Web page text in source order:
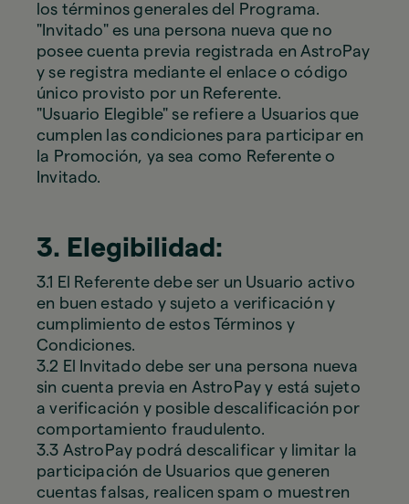
los términos generales del Programa.
"Invitado" es una persona nueva que no
posee cuenta previa registrada en AstroPay
y se registra mediante el enlace o código
único provisto por un Referente.
"Usuario Elegible" se refiere a Usuarios que
cumplen las condiciones para participar en
la Promoción, ya sea como Referente o
Invitado.
3. Elegibilidad:
3.1 El Referente debe ser un Usuario activo
en buen estado y sujeto a verificación y
cumplimiento de estos Términos y
Condiciones.
3.2 El Invitado debe ser una persona nueva
sin cuenta previa en AstroPay y está sujeto
a verificación y posible descalificación por
comportamiento fraudulento.
3.3 AstroPay podrá descalificar y limitar la
participación de Usuarios que generen
cuentas falsas, realicen spam o muestren